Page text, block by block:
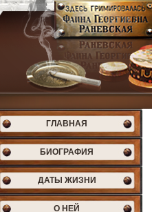
ГЛАВНАЯ
БИОГРАФИЯ
ДАТЫ ЖИЗНИ
О НЕЙ